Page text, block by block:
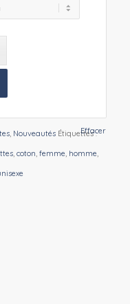
Effacer
, Nouveautés Étiquettes :
, coton, femme, homme,